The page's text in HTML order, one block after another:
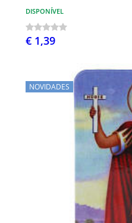
DISPONÍVEL
€ 1,39
NOVIDADES